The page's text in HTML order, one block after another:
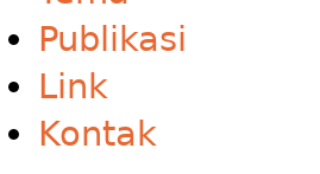
Publikasi
Link
Kontak